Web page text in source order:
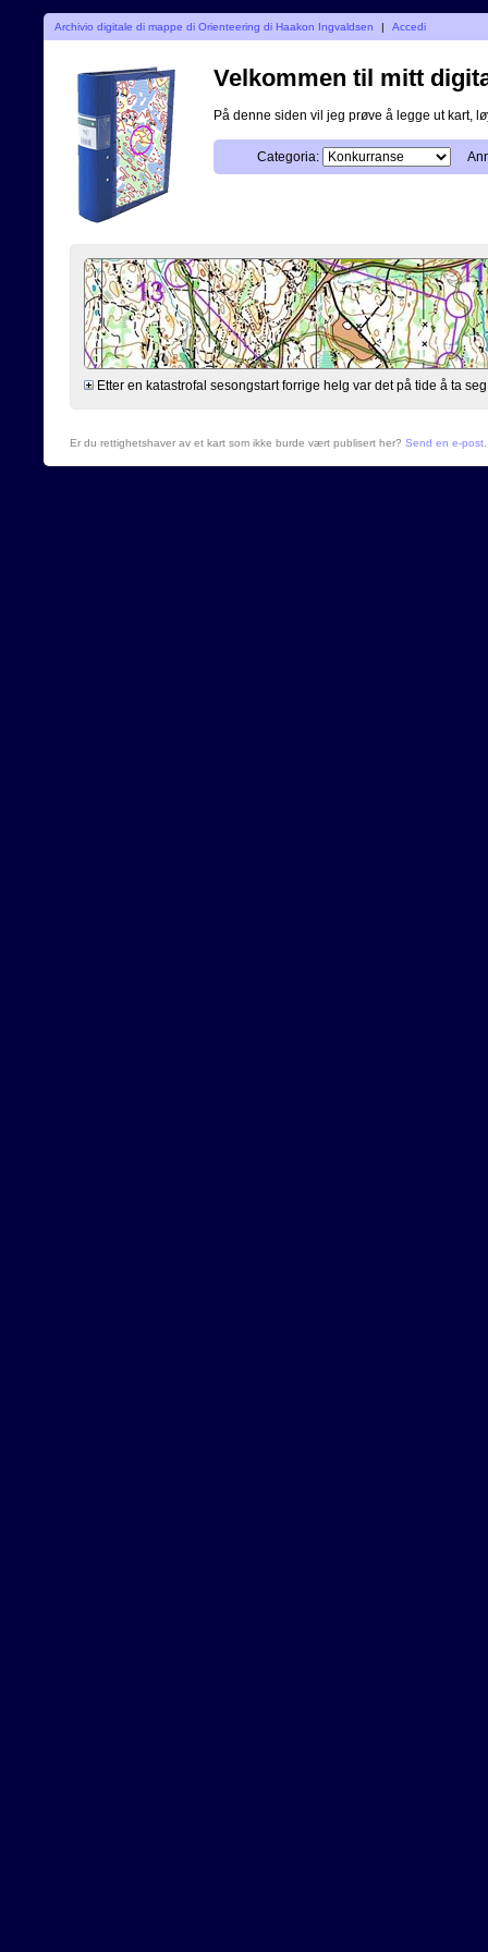
Archivio digitale di mappe di Orienteering di Haakon Ingvaldsen | Accedi
Velkommen til mitt
På denne siden vil jeg prøve å legge ut kart,
Categoria:
Etter en katastrofal sesongstart forrige helg var det på tide å ta
Er du rettighetshaver av et kart som ikke burde vært publisert her? Send en e-post